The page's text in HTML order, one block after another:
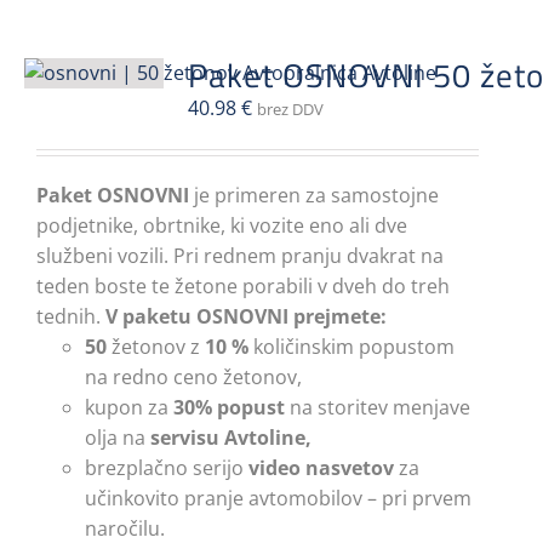
Paket OSNOVNI 50
40.98€ brez DDV
Paket OSNOVNI je primeren za samostojne
podjetnike, obrtnike, ki vozite eno ali dve
službeni vozili. Pri rednem pranju dvakrat na
teden boste te žetone porabili v dveh do treh
tednih. V paketu OSNOVNI prejmete:
50žetonov z 10 % količinskim popustom
na redno ceno žetonov,
kupon za 30% popust na storitev menjave
olja na servisu Avtoline,
brezplačno serijo video nasvetovza
učinkovito pranje avtomobilov – pri prvem
naročilu.